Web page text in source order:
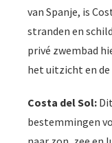
van Spanje, is
stranden en
privé zwembad
het uitzicht en de
Costa del Sol:
bestemmingen